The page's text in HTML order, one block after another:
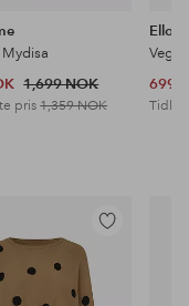
1,699 NOK
pris1,359 NOK
Ellos
699
Tidl.
Legg